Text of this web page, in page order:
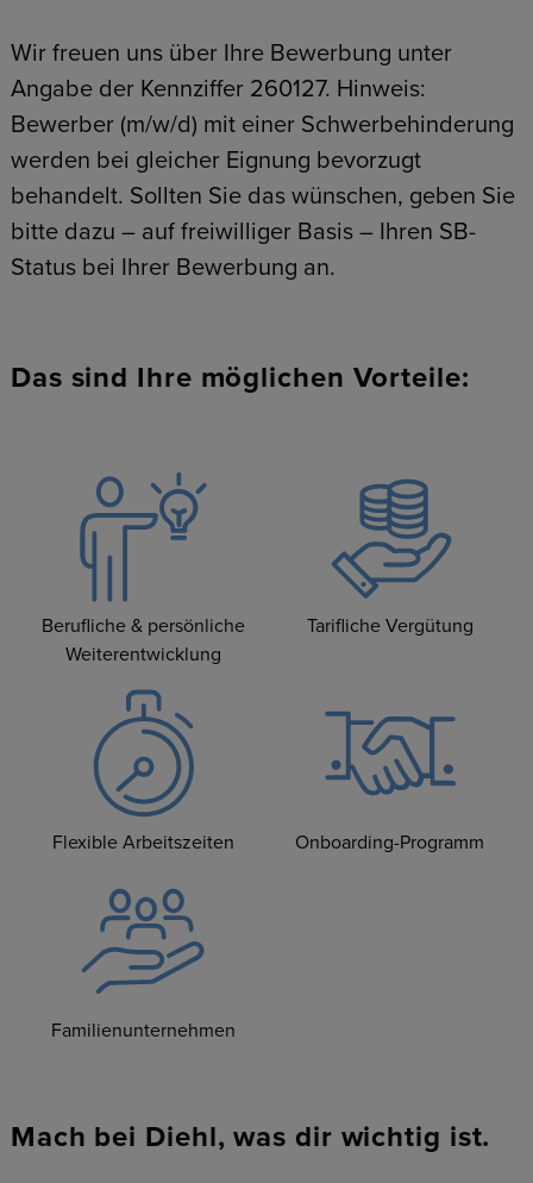
Wir freuen uns über Ihre Bewerbung unter
Angabe der Kennziffer 260127. Hinweis:
Bewerber (m/w/d) mit einer Schwerbehinderung
werden bei gleicher Eignung bevorzugt
behandelt. Sollten Sie das wünschen, geben Sie
bitte dazu – auf freiwilliger Basis – Ihren SB-
Status bei Ihrer Bewerbung an.
Das sind Ihre möglichen Vorteile:
Berufliche & persönliche
Weiterentwicklung
Tarifliche Vergütung
Flexible Arbeitszeiten Onboarding-Programm
Familienunternehmen
Mach bei Diehl, was dir wichtig ist.